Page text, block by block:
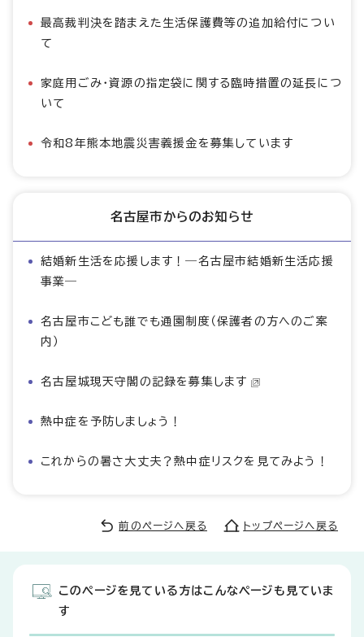
最高裁判決を踏まえた生活保護費等の追加給付につい
て
家庭用ごみ・資源の指定袋に関する臨時措置の延長につ
いて
令和8年熊本地震災害義援金を募集しています
名古屋市からのお知らせ
結婚新生活を応援します！―名古屋市結婚新生活応援
事業―
名古屋市こども誰でも通園制度（保護者の方へのご案
内）
名古屋城現天守閣の記録を募集します
熱中症を予防しましょう！
これからの暑さ大丈夫？熱中症リスクを見てみよう！
前のページへ戻る トップページへ戻る
このページを見ている方はこんなページも見ていま
す